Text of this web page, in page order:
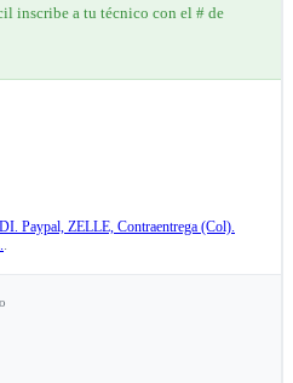
inscribe a tu técnico con el # de
Paypal, ZELLE, Contraentrega (Col).
.